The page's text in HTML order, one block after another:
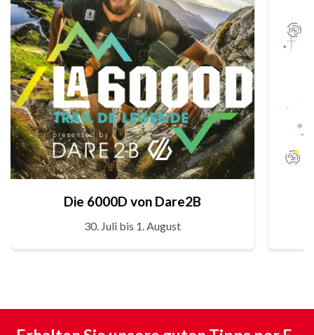
Die 6000D von Dare2B
30. Juli bis 1. August